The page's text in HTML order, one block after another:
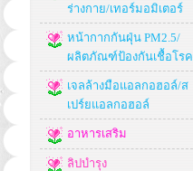
ร่างกาย/เทอร์มอมิเตอร์
หน้ากากกันฝุ่น PM2.5/
ผลิตภัณฑ์ป้องกันเชื้อโรค
เจลล้างมือแอลกอฮอล์/ส
เปร์ยแอลกอฮอล์
อาหารเสริม
ลิปบำรุง